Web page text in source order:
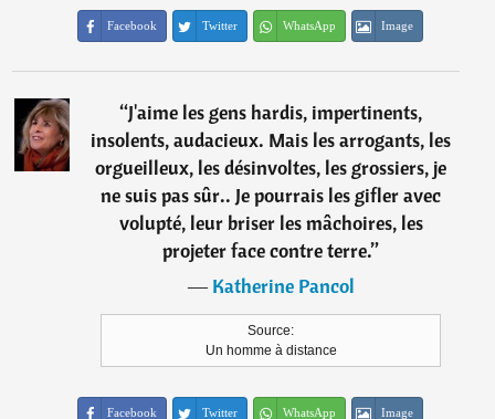
Facebook Twitter WhatsApp Image
“J'aime les gens hardis, impertinents,
insolents, audacieux. Mais les arrogants, les
orgueilleux, les désinvoltes, les grossiers, je
ne suis pas sûr.. Je pourrais les gifler avec
volupté, leur briser les mâchoires, les
projeter face contre terre.”
―Katherine Pancol
Source:
Un homme à distance
Facebook Twitter WhatsApp Image